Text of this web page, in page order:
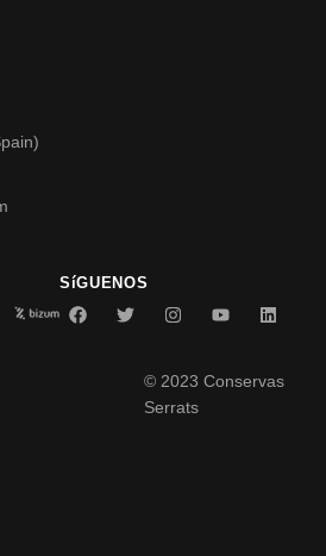
SíGUENOS
© 2023 Conservas
Serrats